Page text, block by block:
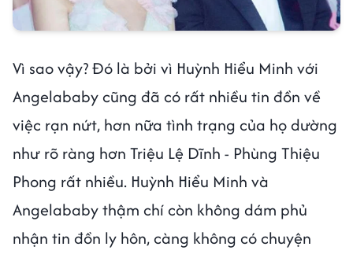
Vì sao vậy? Đó là bởi vì Huỳnh Hiểu Minh với
Angelababy cũng đã có rất nhiều tin đồn về
việc rạn nứt, hơn nữa tình trạng của họ dường
như rõ ràng hơn Triệu Lệ Dĩnh - Phùng Thiệu
Phong rất nhiều. Huỳnh Hiểu Minh và
Angelababy thậm chí còn không dám phủ
nhận tin đồn ly hôn, càng không có chuyện